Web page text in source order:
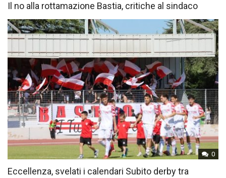
Il no alla rottamazione Bastia, critiche al sindaco
0
Eccellenza, svelati i calendari Subito derby tra